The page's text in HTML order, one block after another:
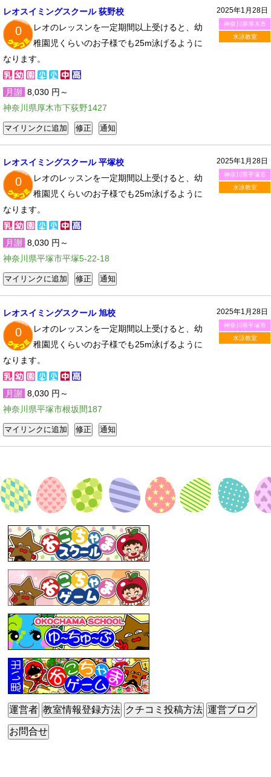
2025年1月28日
神奈川県厚木市
水泳教室
レオスイミングスクール 荻野校
0
レオのレッスンを一定期間以上受けると、幼
稚園児くらいのお子様でも25m泳げるように
なります。
月謝 8,030 円～
神奈川県厚木市下荻野1427
2025年1月28日
神奈川県平塚市
水泳教室
レオスイミングスクール 平塚校
0
レオのレッスンを一定期間以上受けると、幼
稚園児くらいのお子様でも25m泳げるように
なります。
月謝 8,030 円～
神奈川県平塚市平塚5-22-18
2025年1月28日
神奈川県平塚市
水泳教室
レオスイミングスクール 旭校
0
レオのレッスンを一定期間以上受けると、幼
稚園児くらいのお子様でも25m泳げるように
なります。
月謝 8,030 円～
神奈川県平塚市根坂間187